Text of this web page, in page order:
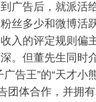
广告后，就派活
丝多少和微博活
入的评定规则偏
。但董先生同时
告王”的“天才小
团体合作，并拥